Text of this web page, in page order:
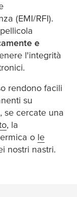
(EMI/RFI).
e
l'integrità
rendono facili
su
se cercate una
, la
o le
nostri nastri.